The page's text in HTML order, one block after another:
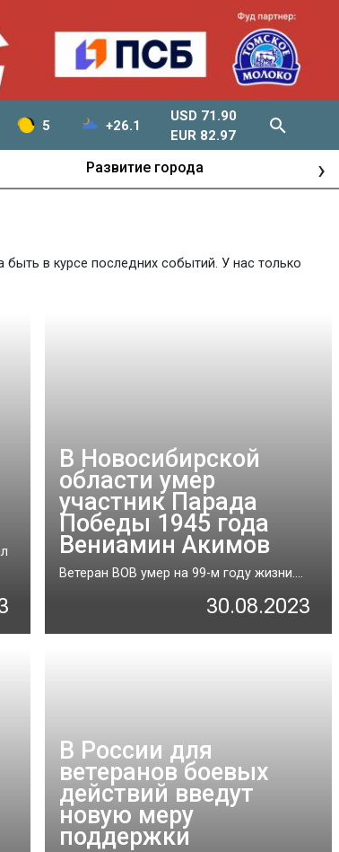
5 +26.1
USD 71.90
EUR 82.97
Развитие города ›
в курсе последних событий. У нас только
В Новосибирской
области умер
участник Парада
Победы 1945 года
Вениамин Акимов
Ветеран ВОВ умер на 99-м году жизни....
30.08.2023
В России для
ветеранов боевых
действий введут
новую меру
поддержки